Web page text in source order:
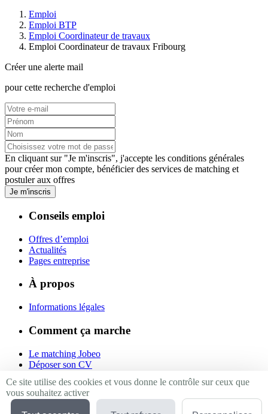
Emploi
Emploi BTP
Emploi Coordinateur de travaux
Emploi Coordinateur de travaux Fribourg
Créer une alerte mail
pour cette recherche d'emploi
En cliquant sur "Je m'inscris", j'accepte les conditions générales
pour créer mon compte, bénéficier des services de matching et
postuler aux offres
Je m'inscris
Conseils emploi
Offres d’emploi
Actualités
Pages entreprise
À propos
Informations légales
Comment ça marche
Le matching Jobeo
Déposer son CV
Suivez-nous
Ce site utilise des cookies et vous donne le contrôle sur ceux que
vous souhaitez activer